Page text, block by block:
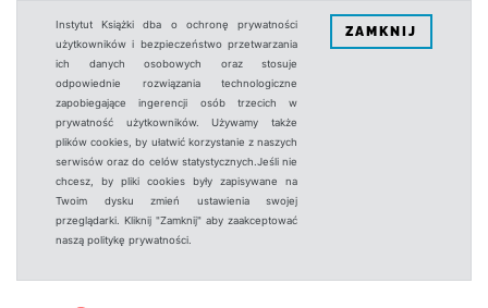
Instytut Książki dba o ochronę prywatności
użytkowników i bezpieczeństwo przetwarzania
ich danych osobowych oraz stosuje
odpowiednie rozwiązania technologiczne
zapobiegające ingerencji osób trzecich w
prywatność użytkowników. Używamy także
plików cookies, by ułatwić korzystanie z naszych
serwisów oraz do celów statystycznych.Jeśli nie
chcesz, by pliki cookies były zapisywane na
Twoim dysku zmień ustawienia swojej
przeglądarki. Kliknij "Zamknij" aby zaakceptować
naszą politykę prywatności.
ZAMKNIJ